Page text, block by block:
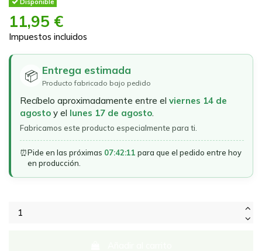
Disponible
11,95 €
Impuestos incluidos
📦 Entrega estimada
Producto fabricado bajo pedido
Recíbelo aproximadamente entre el viernes 14 de
agosto y el lunes 17 de agosto.
Fabricamos este producto especialmente para ti.
⏰Pide en las próximas 07:42:11 para que el pedido entre hoy
en producción.